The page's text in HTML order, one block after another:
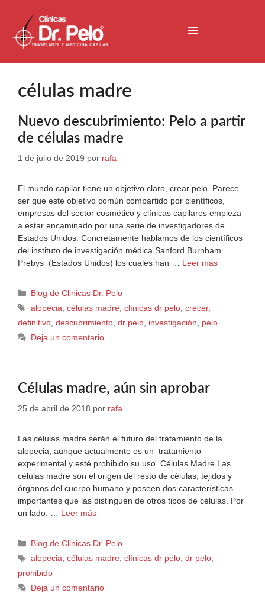
células madre
Nuevo descubrimiento: Pelo a partir
de células madre
1 de julio de 2019 por rafa
El mundo capilar tiene un objetivo claro, crear pelo. Parece
ser que este objetivo común compartido por científicos,
empresas del sector cosmético y clínicas capilares empieza
a estar encaminado por una serie de investigadores de
Estados Unidos. Concretamente hablamos de los científicos
del instituto de investigación médica Sanford Burnham
Prebys (Estados Unidos) los cuales han … Leer más
Blog de Clinicas Dr. Pelo
alopecia,células madre,clínicas dr pelo,crecer,
definitivo, descubrimiento, dr pelo, investigación, pelo
Deja un comentario
Células madre, aún sin aprobar
25 de abril de 2018 por rafa
Las células madre serán el futuro del tratamiento de la
alopecia, aunque actualmente es un tratamiento
experimental y esté prohibido su uso. Células Madre Las
células madre son el origen del resto de células, tejidos y
órganos del cuerpo humano y poseen dos características
importantes que las distinguen de otros tipos de células. Por
un lado, … Leer más
Blog de Clinicas Dr. Pelo
alopecia,células madre,clínicas dr pelo,dr pelo,
prohibido
Deja un comentario